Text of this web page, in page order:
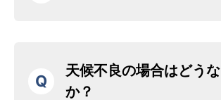
Q
天候不良の場合はどう
か？